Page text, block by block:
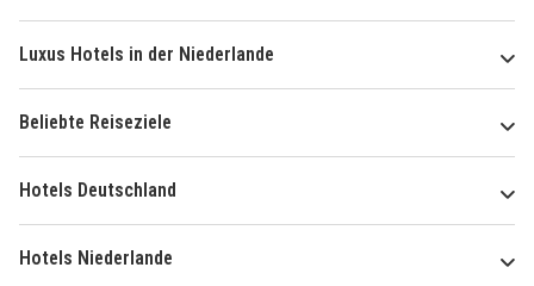
Luxus Hotels in der Niederlande
Beliebte Reiseziele
Hotels Deutschland
Hotels Niederlande